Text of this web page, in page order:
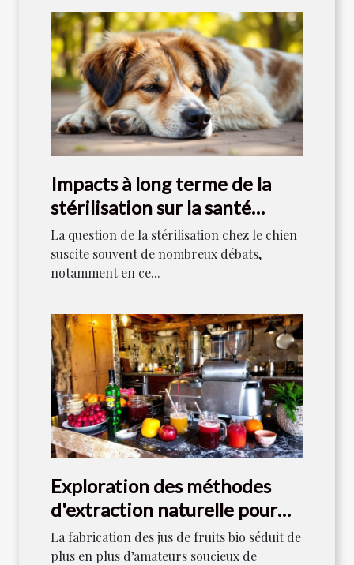
Impacts à long terme de la
stérilisation sur la santé
canine
La question de la stérilisation chez le chien
suscite souvent de nombreux débats,
notamment en ce...
Exploration des méthodes
d'extraction naturelle pour
les jus de fruits bio
La fabrication des jus de fruits bio séduit de
plus en plus d’amateurs soucieux de